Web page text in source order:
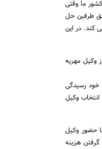
ما وقتی
طرفین حل
کند. در این
وکیل مهریه
خود رسیدگی
انتخاب وکیل
حضور وکیل
هزینه